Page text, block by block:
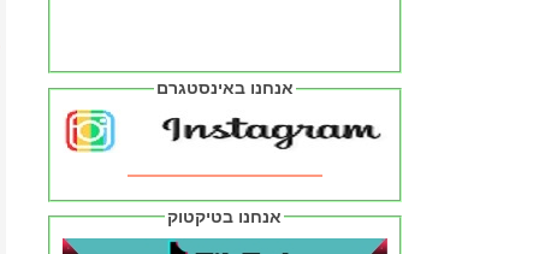
אנחנו באינסטגרם
אנחנו בטיקטוק